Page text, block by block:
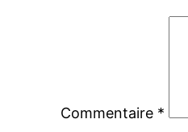
Commentaire *